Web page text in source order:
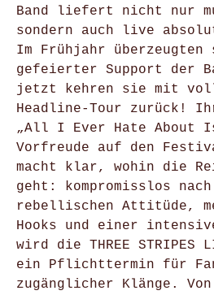
Band liefert nicht nur
sondern auch live
Im Frühjahr
gefeierter Support der
jetzt kehren sie mit
Headline-Tour zurück!
„All I Ever Hate About
Vorfreude auf den
macht klar, wohin die
geht: kompromisslos
rebellischen Attitüde,
Hooks und einer
wird die THREE STRIPES
ein Pflichttermin für
zugänglicher Klänge.